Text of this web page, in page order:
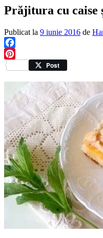
Prăjitura cu caise
Publicat la 9 iunie 2016 de
Facebook
Pinterest
Post